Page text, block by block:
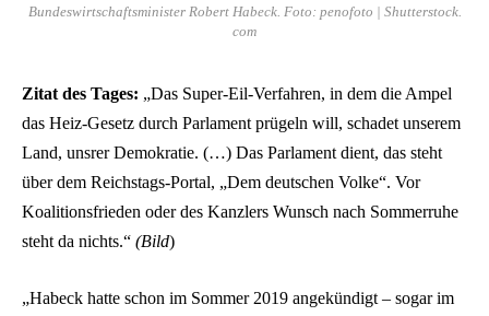
Bundeswirtschaftsminister Robert Habeck. Foto: penofoto | Shutterstock.
com
Zitat des Tages: „Das Super-Eil-Verfahren, in dem die Ampel
das Heiz-Gesetz durch Parlament prügeln will, schadet unserem
Land, unsrer Demokratie. (…) Das Parlament dient, das steht
über dem Reichstags-Portal, „Dem deutschen Volke“. Vor
Koalitionsfrieden oder des Kanzlers Wunsch nach Sommerruhe
steht da nichts.“ (Bild)
„Habeck hatte schon im Sommer 2019 angekündigt – sogar im